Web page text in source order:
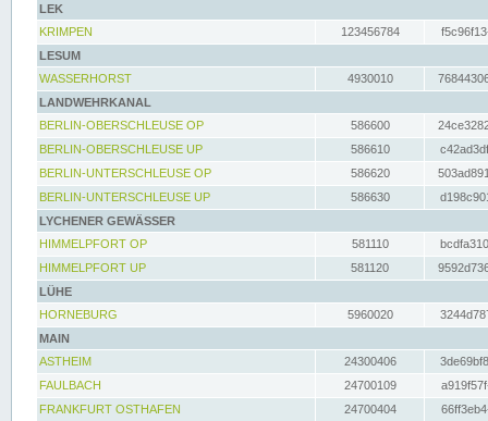
LEK
KRIMPEN
123456784
LESUM
WASSERHORST
4930010
LANDWEHRKANAL
BERLIN-OBERSCHLEUSE OP
586600
BERLIN-OBERSCHLEUSE UP
586610
BERLIN-UNTERSCHLEUSE OP
586620
BERLIN-UNTERSCHLEUSE UP
586630
LYCHENER GEWÄSSER
HIMMELPFORT OP
581110
HIMMELPFORT UP
581120
LÜHE
HORNEBURG
5960020
MAIN
ASTHEIM
24300406
FAULBACH
24700109
FRANKFURT OSTHAFEN
24700404